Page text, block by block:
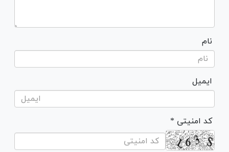
نام
ایمیل
* کد امنیتی